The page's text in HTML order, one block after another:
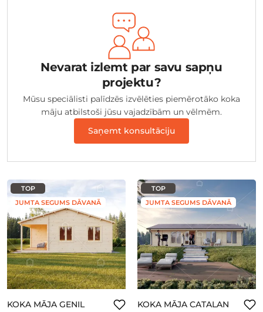
Nevarat izlemt par savu sapņu
projektu?
Mūsu speciālisti palīdzēs izvēlēties piemērotāko koka
māju atbilstoši jūsu vajadzībām un vēlmēm.
Saņemt konsultāciju
TOP
JUMTA SEGUMS DĀVANĀ
KOKA MĀJA GENIL
TOP
JUMTA SEGUMS DĀVANĀ
KOKA MĀJA CATALAN